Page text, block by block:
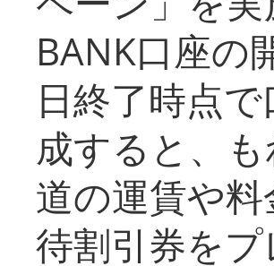
BANK口座の
日終了時点
成すると、
道の運賃や料
待割引券を